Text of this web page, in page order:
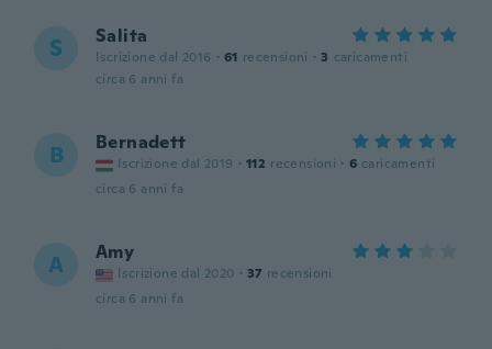
S Salita
Iscrizione dal 2016 · 61 recensioni · 3 caricamenti
circa 6 anni fa
B Bernadett
Iscrizione dal 2019 · 112 recensioni · 6 caricamenti
circa 6 anni fa
A Amy
Iscrizione dal 2020 · 37 recensioni
circa 6 anni fa